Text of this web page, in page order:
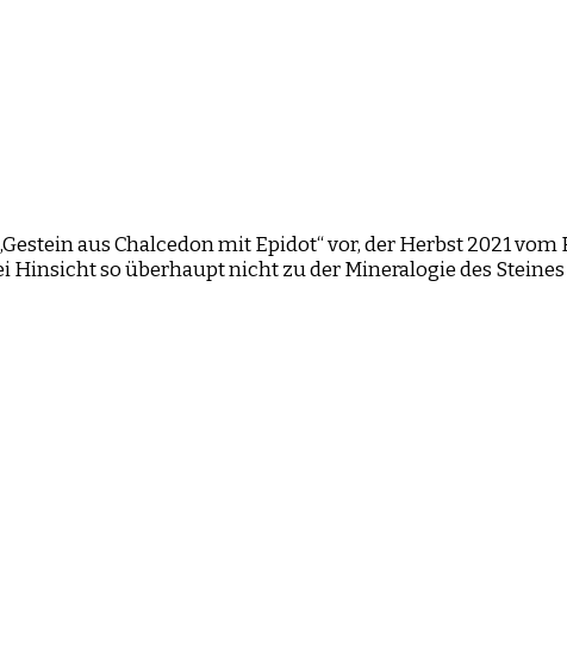
aus Chalcedon mit Epidot“ vor, der Herbst 2021
so überhaupt nicht zu der Mineralogie des